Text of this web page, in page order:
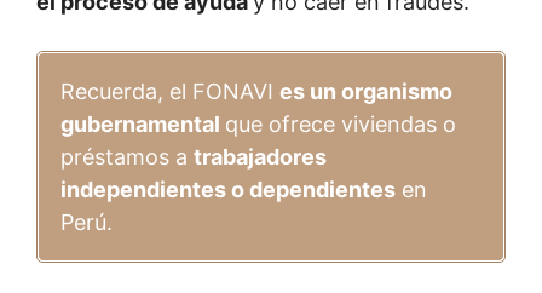
Recuerda, el FONAVI es un organismo
gubernamental que ofrece viviendas o
préstamos a trabajadores
independientes o dependientes en
Perú.